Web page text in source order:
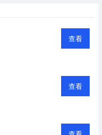
查看
查看